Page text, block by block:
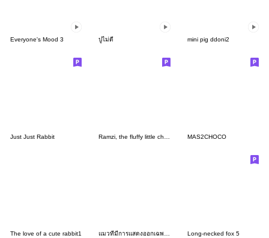
Everyone's Mood 3 ปูไม่ดี mini pig ddoni2
Just Just Rabbit MAS2CHOCO
The love of a cute rabbit1 Long-necked fox 5